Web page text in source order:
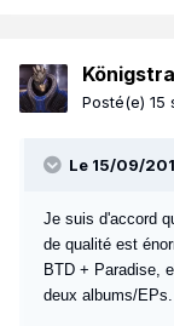
Posté(e) 15
Le 15/09/
Je suis d'accord
de qualité est
BTD + Paradise,
deux albums/EPs.